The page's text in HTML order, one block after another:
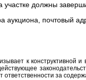
участке должны
аукциона, почтовый
к конструктивной
ответственности за